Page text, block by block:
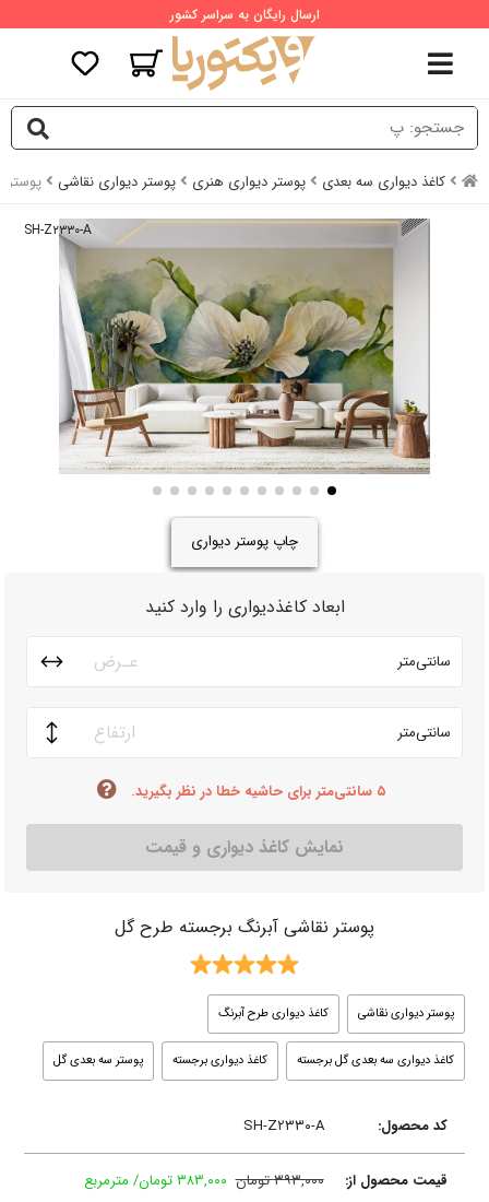
ارسال رایگان به سراسر کشور
کاغذ دیواری سه بعدی پوستر دیواری هنری پوستر دیواری نقاشی
SH-Z۲۳۳۰-A
چاپ پوستر دیواری
ابعاد کاغذدیواری را وارد کنید
سانتی‌متر
سانتی‌متر
۵ سانتی‌متر برای حاشیه خطا در نظر بگیرید.
نمایش کاغذ دیواری و قیمت
پوستر نقاشی آبرنگ برجسته طرح گل
پوستر دیواری نقاشی کاغذ دیواری طرح آبرنگ
کاغذ دیواری سه بعدی گل برجسته کاغذ دیواری برجسته پوستر سه بعدی گل
کد محصول: SH-Z۲۳۳۰-A
قیمت محصول از: ۳۹۳,۰۰۰ تومان ۳۸۳,۰۰۰ تومان/ مترمربع